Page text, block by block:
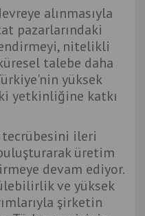
alınmasıyla
pazarlarındaki
nitelikli
talebe daha
yüksek
yetkinliğine katkı
tecrübesini ileri
üretim
devam ediyor.
ve yüksek
şirketin